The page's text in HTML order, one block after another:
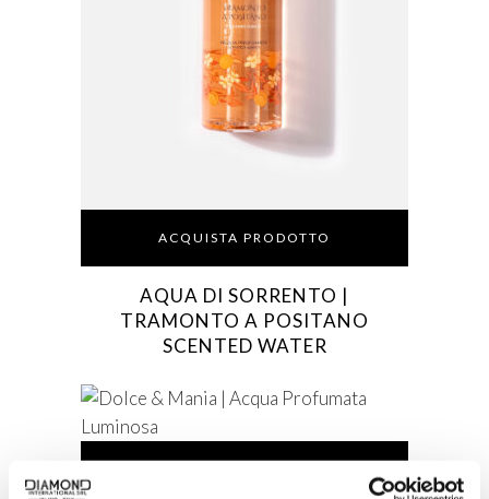
ACQUISTA PRODOTTO
AQUA DI SORRENTO |
TRAMONTO A POSITANO
SCENTED WATER